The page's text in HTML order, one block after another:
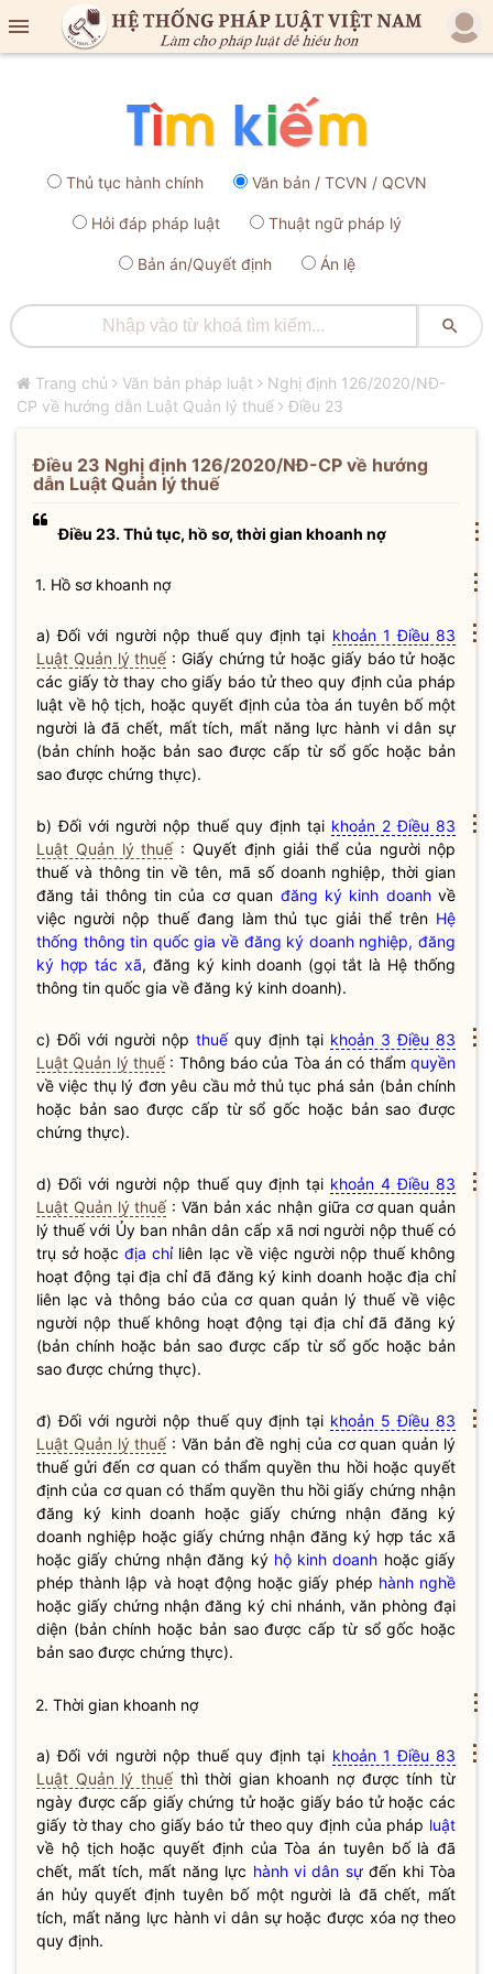

Thủ tục hành chính Văn bản / TCVN / QCVN
Hỏi đáp pháp luật Thuật ngữ pháp lý
Bản án/Quyết định Án lệ

Trang chủ Văn bản pháp luật
Nghị định 126/2020/NĐ-
CP về hướng dẫn Luật Quản lý thuế
Điều 23
Điều 23 Nghị định 126/2020/NĐ-CP về hướng
dẫn Luật Quản lý thuế
Điều 23. Thủ tục, hồ sơ, thời gian khoanh nợ
1. Hồ sơ khoanh nợ
a) Đối với người nộp thuếquy định tại khoản 1 Điều 83
Luật Quản lý thuế: Giấy chứng tử hoặc giấy báo tử hoặc
các giấy tờ thay cho giấy báo tử theo quy định của pháp
luật về hộ tịch, hoặc quyết định của tòa án tuyên bố một
người là đã chết, mất tích, mất năng lực hành vi dân sự
(bản chính hoặc bản sao được cấp từ sổ gốc hoặc bản
sao được chứng thực).
b) Đối với người nộp thuếquy định tại khoản 2 Điều 83
Luật Quản lý thuế: Quyết định giải thể của người nộp
thuếvà thông tin về tên, mã số doanh nghiệp, thời gian
đăng tải thông tin của cơ quan đăng ký kinh doanhvề
việc người nộp thuếđang làm thủ tục giải thể trên Hệ
thống thông tin quốc gia về đăng ký doanh nghiệp, đăng
ký hợp tác xã, đăng ký kinh doanh (gọi tắt là Hệ thống
thông tin quốc gia về đăng ký kinh doanh).
c) Đối với người nộp thuếquy định tại khoản 3 Điều 83
Luật Quản lý thuế: Thông báo của Tòa án có thẩm quyền
về việc thụ lý đơn yêu cầu mở thủ tục phá sản (bản chính
hoặc bản sao được cấp từ sổ gốc hoặc bản sao được
chứng thực).
d) Đối với người nộp thuếquy định tại khoản 4 Điều 83
Luật Quản lý thuế: Văn bản xác nhận giữa cơ quan quản
lýthuếvới Ủy ban nhân dân cấp xã nơi người nộp thuếcó
trụ sở hoặcđịa chỉliên lạc về việc người nộp thuếkhông
hoạt động tạiđịa chỉđã đăng ký kinh doanh hoặcđịa chỉ
liên lạc và thông báo của cơ quan quản lý thuếvề việc
người nộp thuếkhông hoạt động tại địa chỉđã đăng ký
(bản chính hoặc bản sao được cấp từ sổ gốc hoặc bản
sao được chứng thực).
đ) Đối với người nộp thuếquy định tại khoản 5 Điều 83
Luật Quản lý thuế: Văn bản đề nghị của cơ quan quản lý
thuếgửi đến cơ quan có thẩmquyền thu hồi hoặc quyết
định của cơ quan có thẩmquyền thu hồi giấy chứng nhận
đăng ký kinh doanh hoặc giấy chứng nhận đăng ký
doanh nghiệp hoặc giấy chứng nhận đăng ký hợp tác xã
hoặc giấy chứng nhận đăng ký hộ kinh doanh hoặc giấy
phép thành lập và hoạt động hoặc giấy phép hành nghề
hoặc giấy chứng nhận đăng ký chi nhánh, văn phòng đại
diện (bản chính hoặc bản sao được cấp từ sổ gốc hoặc
bản sao được chứng thực).
2. Thời gian khoanh nợ
a) Đối với người nộp thuếquy định tại khoản 1 Điều 83
Luật Quản lý thuếthì thời gian khoanh nợ được tính từ
ngày được cấp giấy chứng tử hoặc giấy báo tử hoặc các
giấy tờ thay cho giấy báo tử theo quy định của pháp luật
về hộ tịch hoặc quyết định của Tòa án tuyên bố là đã
chết, mất tích, mất năng lực hành vi dân sựđến khi Tòa
án hủy quyết định tuyên bố một người là đã chết, mất
tích, mất năng lực hành vi dân sựhoặc được xóa nợ theo
quy định.
⋮
⋮
⋮
⋮
⋮
⋮
⋮
⋮
⋮